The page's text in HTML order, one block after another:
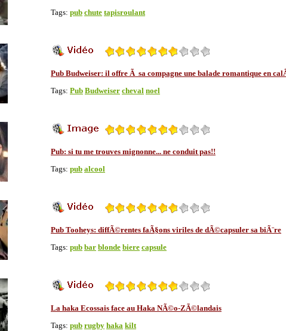
Tags: pub chute tapisroulant
Pub Budweiser: il offre Ã sa compagne une balade romantique en
Tags: Pub Budweiser cheval noel
Pub: si tu me trouves mignonne... ne conduit pas!!
Tags: pub alcool
Pub Tooheys: diffÃ©rentes faÃ§ons viriles de dÃ©capsuler sa biÃ¨re
Tags: pub bar blonde biere capsule
La haka Ecossais face au Haka NÃ©o-ZÃ©landais
Tags: pub rugby haka kilt